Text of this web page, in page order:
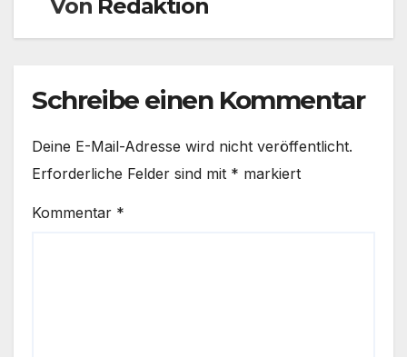
Von Redaktion
Schreibe einen Kommentar
Deine E-Mail-Adresse wird nicht veröffentlicht.
Erforderliche Felder sind mit * markiert
Kommentar *